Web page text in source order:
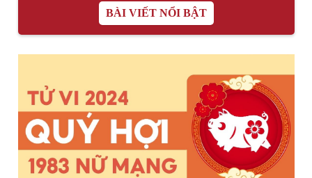
BÀI VIẾT NỔI BẬT